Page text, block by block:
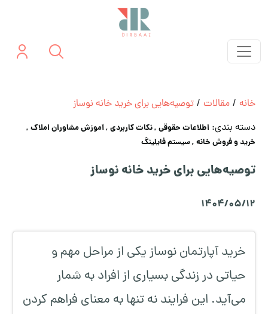
خانه / مقالات / توصیه‌هایی برای خرید خانه نوساز
دسته بندی: اطلاعات حقوقی, نکات کاربردی, آموزش مشاوران املاک,
خرید و فروش خانه, سیستم فایلینگ
توصیه‌هایی برای خرید خانه نوساز
1404/05/12
خرید آپارتمان نوساز یکی از مراحل مهم و
حیاتی در زندگی بسیاری از افراد به شمار
می‌آید. این فرایند نه تنها به معنای فراهم کردن